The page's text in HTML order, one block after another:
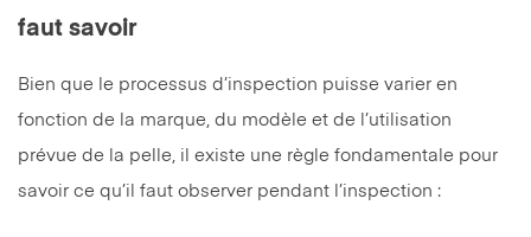
faut savoir
Bien que le processus d’inspection puisse varier en
fonction de la marque, du modèle et de l’utilisation
prévue de la pelle, il existe une règle fondamentale pour
savoir ce qu’il faut observer pendant l’inspection :